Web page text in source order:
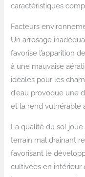
caractéristiques
Facteurs
Un arrosage
favorise l’apparition
à une mauvaise
idéales pour les
d’eau provoque une
et la rend vulnérable
La qualité du sol
terrain mal drainant
favorisant le
cultivées en intérieur